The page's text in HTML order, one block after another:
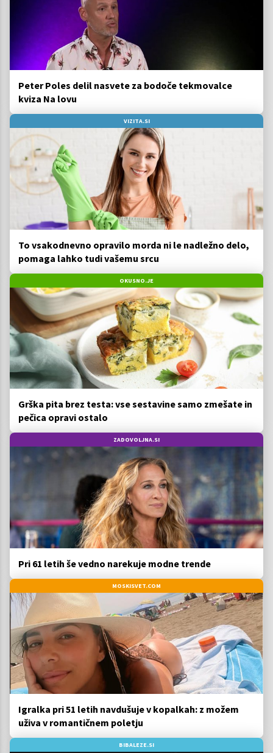
Peter Poles delil nasvete za bodoče tekmovalce
kviza Na lovu
VIZITA.SI
To vsakodnevno opravilo morda ni le nadležno delo,
pomaga lahko tudi vašemu srcu
OKUSNO.JE
Grška pita brez testa: vse sestavine samo zmešate in
pečica opravi ostalo
ZADOVOLJNA.SI
Pri 61 letih še vedno narekuje modne trende
MOSKISVET.COM
Igralka pri 51 letih navdušuje v kopalkah: z možem
uživa v romantičnem poletju
BIBALEZE.SI